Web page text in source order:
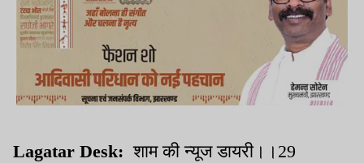
Lagatar Desk:शाम की न्यूज डायरी।।29